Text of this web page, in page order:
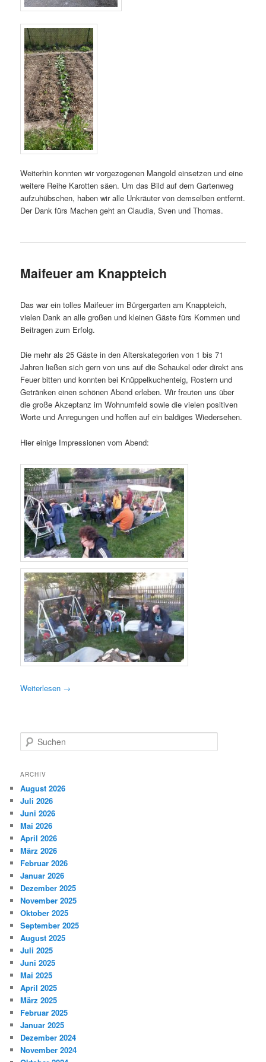
Weiterhin konnten wir vorgezogenen Mangold einsetzen und eine
weitere Reihe Karotten säen. Um das Bild auf dem Gartenweg
aufzuhübschen, haben wir alle Unkräuter von demselben entfernt.
Der Dank fürs Machen geht an Claudia, Sven und Thomas.
Maifeuer am Knappteich
Das war ein tolles Maifeuer im Bürgergarten am Knappteich,
vielen Dank an alle großen und kleinen Gäste fürs Kommen und
Beitragen zum Erfolg.
Die mehr als 25 Gäste in den Alterskategorien von 1 bis 71
Jahren ließen sich gern von uns auf die Schaukel oder direkt ans
Feuer bitten und konnten bei Knüppelkuchenteig, Rostern und
Getränken einen schönen Abend erleben. Wir freuten uns über
die große Akzeptanz im Wohnumfeld sowie die vielen positiven
Worte und Anregungen und hoffen auf ein baldiges Wiedersehen.
Hier einige Impressionen vom Abend:
Weiterlesen →
u
h
n
ARCHIV
August 2026
Juli 2026
Juni 2026
Mai 2026
April 2026
März 2026
Februar 2026
Januar 2026
Dezember 2025
November 2025
Oktober 2025
September 2025
August 2025
Juli 2025
Juni 2025
Mai 2025
April 2025
März 2025
Februar 2025
Januar 2025
Dezember 2024
November 2024